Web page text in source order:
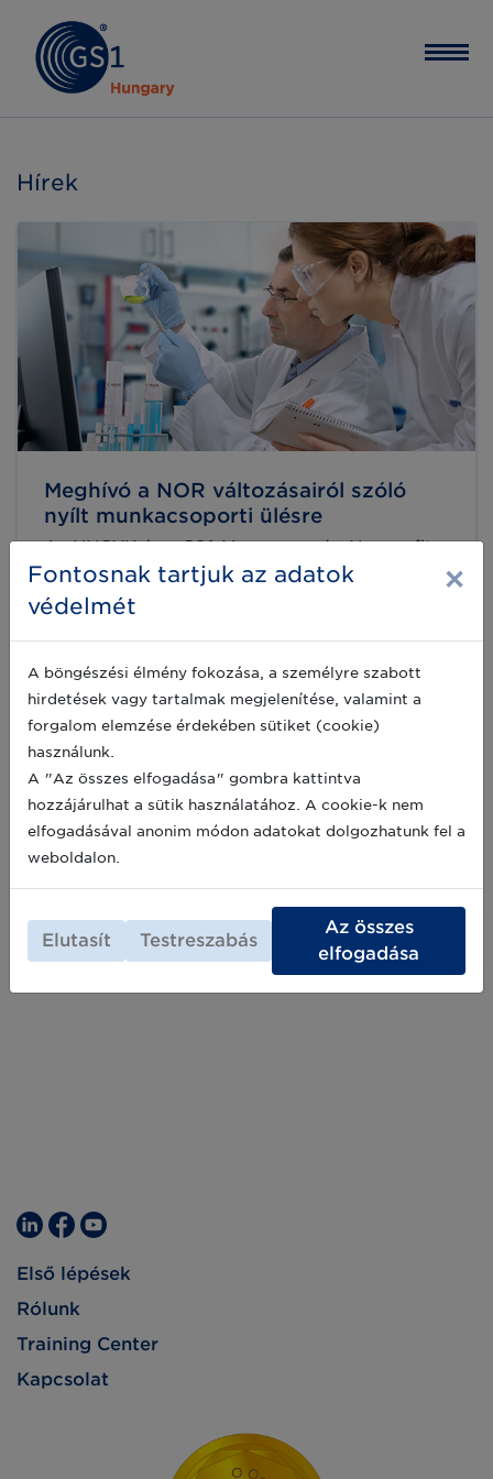
Hírek
Meghívó a NOR változásairól szóló
nyílt munkacsoporti ülésre
Az NNGYK és a GS1 Magyarország Nonprofit
Zrt. tisztelettel meghívja az érdeklődőket a
Magyar Egészségügyi Felhasználó Csoport
(MEFCS) Cikktörzs munkacsoportjának soron
Meghívó az Egészségügyi
Felhasználói Csoport Cikktörzs
munkacsoportjának ülésére
A GS1 Magyarország ezúton tisztelettel
meghívja Önt a Magyar GS1 Egészségügyi
Felhasználói Csoport újrainduló Cikktörzs
Első lépések
Rólunk
Training Center
Kapcsolat
Fontosnak tartjuk az adatok
védelmét
×
A böngészési élmény fokozása, a személyre szabott
hirdetések vagy tartalmak megjelenítése, valamint a
forgalom elemzése érdekében sütiket (cookie)
használunk.
A "Az összes elfogadása" gombra kattintva
hozzájárulhat a sütik használatához. A cookie-k nem
elfogadásával anonim módon adatokat dolgozhatunk fel a
weboldalon.
Elutasít Testreszabás
Az összes
elfogadása